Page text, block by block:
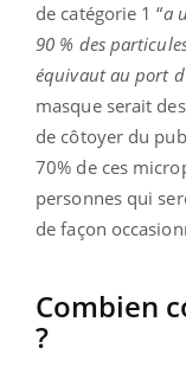
de catégorie 1 “a
90 % des
équivaut au port
masque serait
de côtoyer du
70% de ces
personnes qui
de façon
Combien
?